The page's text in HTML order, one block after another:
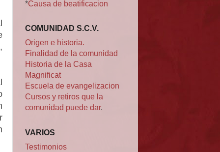
*Causa de beatificacion
COMUNIDAD S.C.V.
Origen e historia.
Finalidad de la comunidad
Historia de la Casa
Magnificat
Escuela de evangelizacion
Cursos y retiros que la
comunidad puede dar.
VARIOS
Testimonios